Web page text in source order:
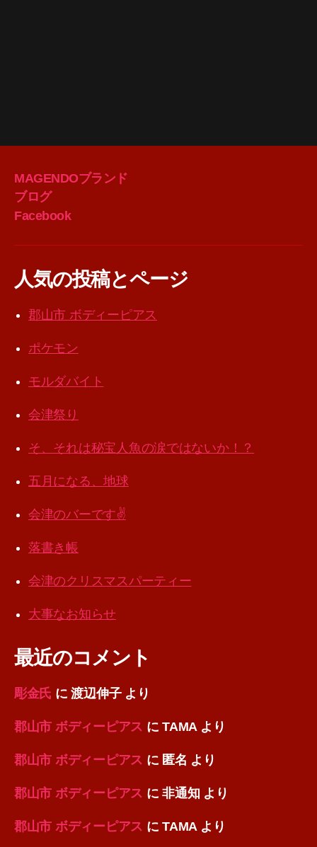
MAGENDOブランド
ブログ
Facebook
人気の投稿とページ
郡山市 ボディーピアス
ポケモン
モルダバイト
会津祭り
そ、それは秘宝人魚の涙ではないか！？
五月になる、地球
会津のバーです✌️
落書き帳
会津のクリスマスパーティー
大事なお知らせ
最近のコメント
彫金氏 に渡辺伸子より
郡山市 ボディーピアス にTAMA より
郡山市 ボディーピアス に 匿名 より
郡山市 ボディーピアス に非通知 より
郡山市 ボディーピアス にTAMA より